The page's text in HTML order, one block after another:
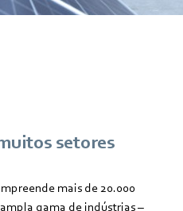
setores
mais de 20.000
gama de indústrias –